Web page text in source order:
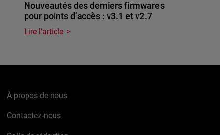
Nouveautés des derniers firmwares
pour points d’accès : v3.1 et v2.7
Lire l'article
À propos de nous
Contactez-nous